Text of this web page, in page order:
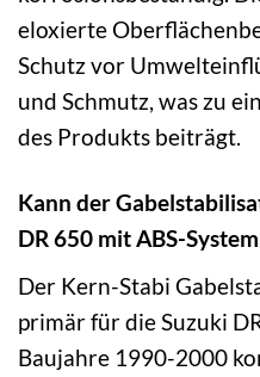
eloxierte
Schutz vor
und Schmutz, was zu
des Produkts beiträgt.
Kann der
DR 650 mit ABS-
Der Kern-Stabi
primär für die Suzuki
Baujahre 1990-2000